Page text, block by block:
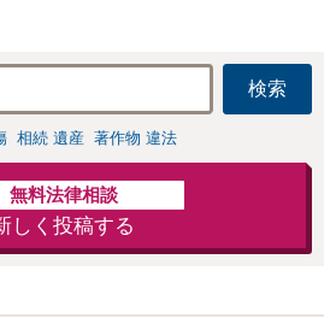
検索
相続 遺産 著作物 違法
無料法律相談
しく投稿する